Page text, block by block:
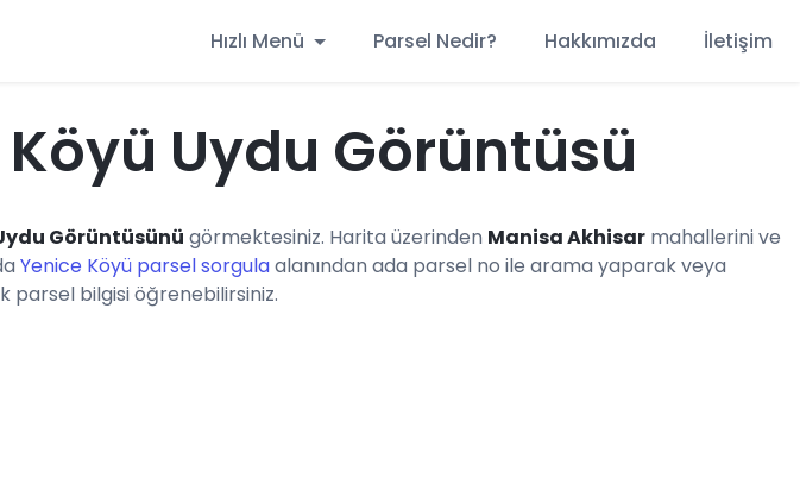
Hızlı Menü Parsel Nedir? Hakkımızda İletişim
Uydu Görüntüsü
Görüntüsünü görmektesiniz. Harita üzerinden Manisa Akhisar mahallerini ve
Yenice Köyü parsel sorgulaalanından ada parsel no ile arama yaparak veya
parsel bilgisi öğrenebilirsiniz.